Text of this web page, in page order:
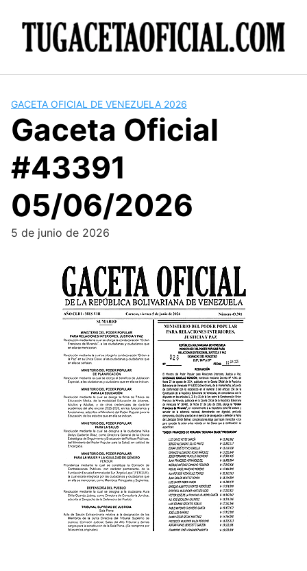
GACETA OFICIAL DE VENEZUELA 2026
Gaceta Oficial
#43391
05/06/2026
5 de junio de 2026